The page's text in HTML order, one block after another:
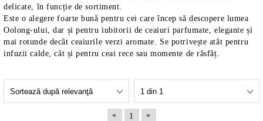
delicate, în funcție de sortiment.
Este o alegere foarte bună pentru cei care încep să descopere lumea
Oolong-ului, dar și pentru iubitorii de ceaiuri parfumate, elegante și
mai rotunde decât ceaiurile verzi aromate. Se potrivește atât pentru
infuzii calde, cât și pentru ceai rece sau momente de răsfăț.
« 1 »